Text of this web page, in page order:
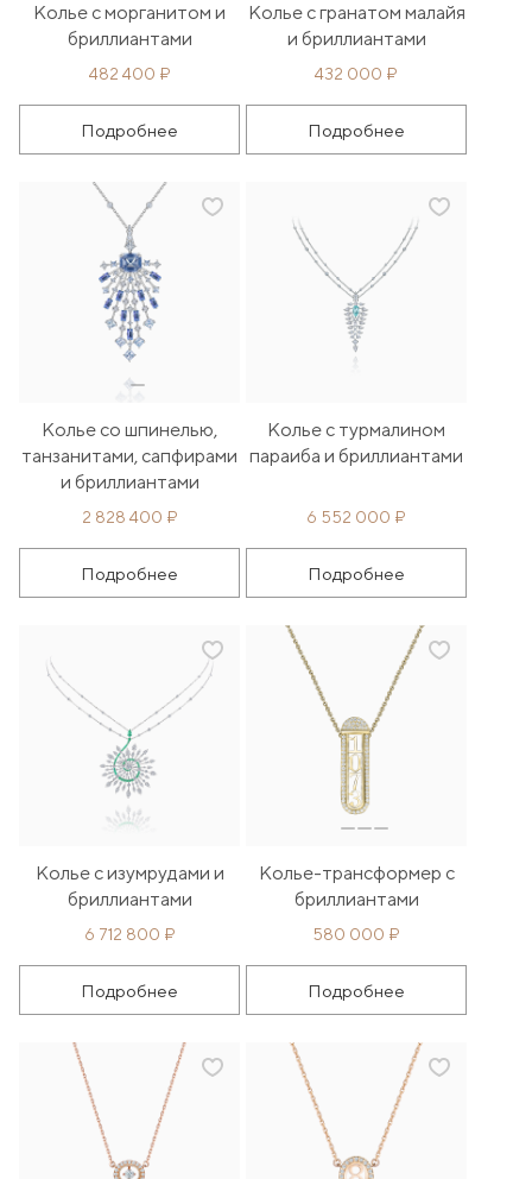
482 400 ₽
Колье с морганитом и
бриллиантами
Подробнее
432 000 ₽
Колье с гранатом малайя
и бриллиантами
Подробнее
2 828 400 ₽
Колье со шпинелью,
танзанитами, сапфирами
и бриллиантами
Подробнее
6 552 000 ₽
Колье с турмалином
параиба и бриллиантами
Подробнее
6 712 800 ₽
Колье с изумрудами и
бриллиантами
Подробнее
580 000 ₽
Колье-трансформер с
бриллиантами
Подробнее